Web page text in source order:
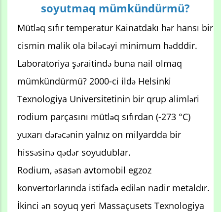
soyutmaq mümkündürmü?
Mütləq sıfır temperatur Kainatdakı hər hansı bir
cismin malik ola biləcəyi minimum hədddir.
Laboratoriya şəraitində buna nail olmaq
mümkündürmü? 2000-ci ildə Helsinki
Texnologiya Universitetinin bir qrup alimləri
rodium parçasını mütləq sıfırdan (-273 °C)
yuxarı dərəcənin yalnız on milyardda bir
hissəsinə qədər soyudublar.
Rodium, əsasən avtomobil egzoz
konvertorlarında istifadə edilən nadir metaldır.
İkinci ən soyuq yeri Massaçusets Texnologiya